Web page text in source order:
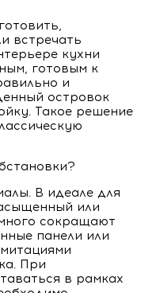
встречать
кухни
готовым к
и
островок
Такое решение
В идеале для
или
сокращают
панели или
При
в рамках